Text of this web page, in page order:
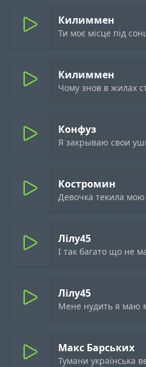
Килиммен
Ти моє місце під
Килиммен
Чому знов в жилах
Конфуз
Я закрываю свои
Костромин
Девочка текила мою
Лілу45
І так багато що не
Лілу45
Мене нудить я маю
Макс Барських
Тумани українська